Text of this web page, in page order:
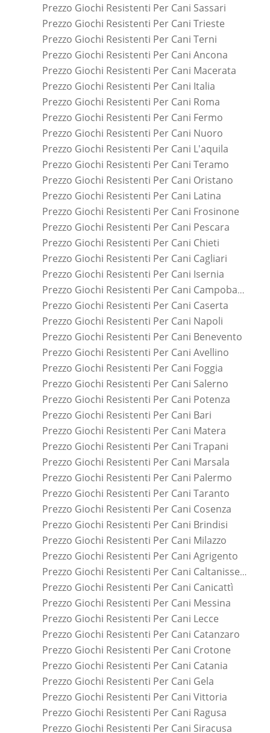
Prezzo Giochi Resistenti Per Cani Sassari
Prezzo Giochi Resistenti Per Cani Trieste
Prezzo Giochi Resistenti Per Cani Terni
Prezzo Giochi Resistenti Per Cani Ancona
Prezzo Giochi Resistenti Per Cani Macerata
Prezzo Giochi Resistenti Per Cani Italia
Prezzo Giochi Resistenti Per Cani Roma
Prezzo Giochi Resistenti Per Cani Fermo
Prezzo Giochi Resistenti Per Cani Nuoro
Prezzo Giochi Resistenti Per Cani L'aquila
Prezzo Giochi Resistenti Per Cani Teramo
Prezzo Giochi Resistenti Per Cani Oristano
Prezzo Giochi Resistenti Per Cani Latina
Prezzo Giochi Resistenti Per Cani Frosinone
Prezzo Giochi Resistenti Per Cani Pescara
Prezzo Giochi Resistenti Per Cani Chieti
Prezzo Giochi Resistenti Per Cani Cagliari
Prezzo Giochi Resistenti Per Cani Isernia
Prezzo Giochi Resistenti Per Cani Campobasso
Prezzo Giochi Resistenti Per Cani Caserta
Prezzo Giochi Resistenti Per Cani Napoli
Prezzo Giochi Resistenti Per Cani Benevento
Prezzo Giochi Resistenti Per Cani Avellino
Prezzo Giochi Resistenti Per Cani Foggia
Prezzo Giochi Resistenti Per Cani Salerno
Prezzo Giochi Resistenti Per Cani Potenza
Prezzo Giochi Resistenti Per Cani Bari
Prezzo Giochi Resistenti Per Cani Matera
Prezzo Giochi Resistenti Per Cani Trapani
Prezzo Giochi Resistenti Per Cani Marsala
Prezzo Giochi Resistenti Per Cani Palermo
Prezzo Giochi Resistenti Per Cani Taranto
Prezzo Giochi Resistenti Per Cani Cosenza
Prezzo Giochi Resistenti Per Cani Brindisi
Prezzo Giochi Resistenti Per Cani Milazzo
Prezzo Giochi Resistenti Per Cani Agrigento
Prezzo Giochi Resistenti Per Cani Caltanissetta
Prezzo Giochi Resistenti Per Cani Canicattì
Prezzo Giochi Resistenti Per Cani Messina
Prezzo Giochi Resistenti Per Cani Lecce
Prezzo Giochi Resistenti Per Cani Catanzaro
Prezzo Giochi Resistenti Per Cani Crotone
Prezzo Giochi Resistenti Per Cani Catania
Prezzo Giochi Resistenti Per Cani Gela
Prezzo Giochi Resistenti Per Cani Vittoria
Prezzo Giochi Resistenti Per Cani Ragusa
Prezzo Giochi Resistenti Per Cani Siracusa